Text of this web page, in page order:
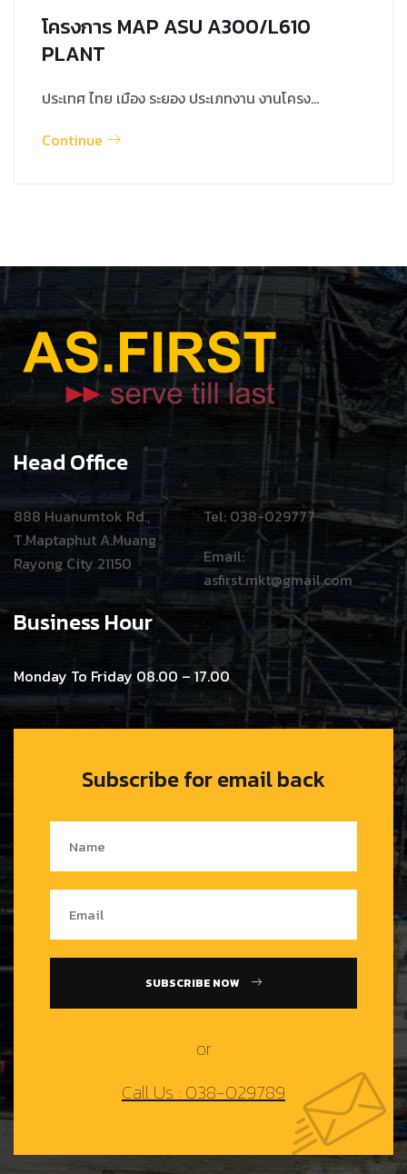
โครงการ MAP ASU A300/L610
PLANT
ประเทศ ไทย เมือง ระยอง ประเภทงาน งานโครง…
Continue
Head Office
888 Huanumtok Rd.,
T.Maptaphut A.Muang
Rayong City 21150
Tel: 038-029777
Email:
asfirst.mkt@gmail.com
Business Hour
Monday To Friday 08.00 – 17.00
Subscribe for email back
SUBSCRIBE NOW
or
Call Us : 038-029789